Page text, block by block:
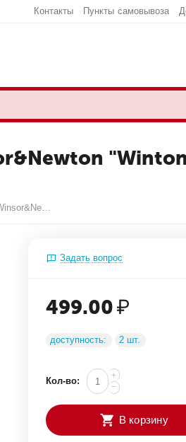
Контакты Пункты самовывоза
Краска масляная художественная Winsor&Newton "Winton", 37мл, туба, натуральная умбра
Задать вопрос
499.00₽
доступность: 2 шт.
Кол-во:
+
−
В корзину